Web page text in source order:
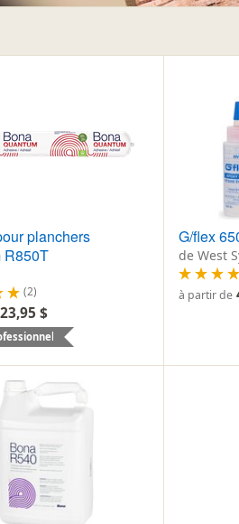
planchers
R850T
(2)
23,95 $
G/flex
de West
à partir de